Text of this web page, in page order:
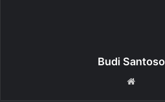
Budi Santoso